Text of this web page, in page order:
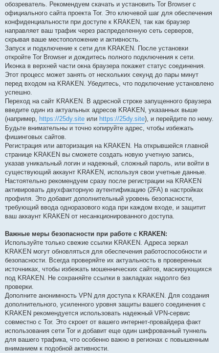
обозреватель. Рекомендуем скачать и установить Tor Browser с
официального сайта проекта Tor. Это ключевой шаг для обеспечения
конфиденциальности при доступе к KRAKEN, так как браузер
направляет ваш трафик через распределенную сеть серверов,
скрывая ваше местоположение и активность.
Запуск и подключение к сети для KRAKEN. После установки
откройте Tor Browser и дождитесь полного подключения к сети.
Иконка в верхней части окна браузера покажет статус соединения.
Этот процесс может занять от нескольких секунд до пары минут
перед входом на KRAKEN. Убедитесь, что подключение установлено
успешно.
Переход на сайт KRAKEN. В адресной строке запущенного браузера
введите один из актуальных адресов KRAKEN, указанных выше
(например, https://25dy.site или https://25dy.site), и перейдите по нему.
Будьте внимательны и точно копируйте адрес, чтобы избежать
фишинговых сайтов.
Регистрация или авторизация на KRAKEN. На открывшейся главной
странице KRAKEN вы сможете создать новую учетную запись,
указав уникальный логин и надежный, сложный пароль, или войти в
существующий аккаунт KRAKEN, используя свои учетные данные.
Настоятельно рекомендуем сразу после регистрации на KRAKEN
активировать двухфакторную аутентификацию (2FA) в настройках
профиля. Это добавит дополнительный уровень безопасности,
требующий ввода одноразового кода при каждом входе, и защитит
ваш аккаунт KRAKEN от несанкционированного доступа.
Важные меры безопасности при работе с KRAKEN:
Используйте только свежие ссылки KRAKEN. Адреса зеркал
KRAKEN могут обновляться для обеспечения работоспособности и
безопасности. Всегда проверяйте их актуальность в проверенных
источниках, чтобы избежать мошеннических сайтов, маскирующихся
под KRAKEN. Не сохраняйте ссылки в закладках надолго без
проверки.
Дополните анонимность VPN для доступа к KRAKEN. Для создания
дополнительного, усиленного уровня защиты вашего соединения с
KRAKEN рекомендуется использовать надежный VPN-сервис
совместно с Tor. Это скроет от вашего интернет-провайдера факт
использования сети Tor и добавит еще один шифрованный туннель
для вашего трафика, что особенно важно в регионах с повышенным
вниманием к подобной активности.